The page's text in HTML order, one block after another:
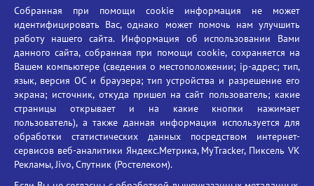
Противодействие угрозам информационной безопасности
Социальные ролики - Генеральная прокуратура РФ
Противодействие коррупции
БГУ против наркотиков
Брянский государственный университет
имени академика И.Г. Петровского
Время работы: пн-пт 09:00-18:00
E-mail: bryanskgu@mail.ru
Телефон: +7(4832)58-90-85
Собранная при помощи cookie информация не может
идентифицировать Вас, однако может помочь нам улучшить
работу нашего сайта. Информация об использовании Вами
данного сайта, собранная при помощи cookie, сохраняется на
Вашем компьютере (сведения о местоположении; ip-адрес; тип,
язык, версия ОС и браузера; тип устройства и разрешение его
экрана; источник, откуда пришел на сайт пользователь; какие
страницы открывает и на какие кнопки нажимает
пользователь), а также данная информация используется для
обработки статистических данных посредством интернет-
сервисов веб-аналитики Яндекс.Метрика, MyTracker, Пиксель VK
Рекламы, Jivo, Спутник (Ростелеком).